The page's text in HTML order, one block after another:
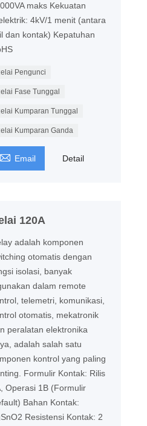
maks Kekuatan
4kV/1 menit (antara
dan kontak) Kepatuhan
Pengunci
Fase Tunggal
Kumparan Tunggal
Kumparan Ganda
 Email Detail
120A
adalah komponen
otomatis dengan
isolasi, banyak
dalam remote
telemetri, komunikasi,
otomatis, mekatronik
peralatan elektronika
adalah salah satu
kontrol yang paling
Formulir Kontak: Rilis
Operasi 1B (Formulir
Bahan Kontak:
Resistensi Kontak: 2